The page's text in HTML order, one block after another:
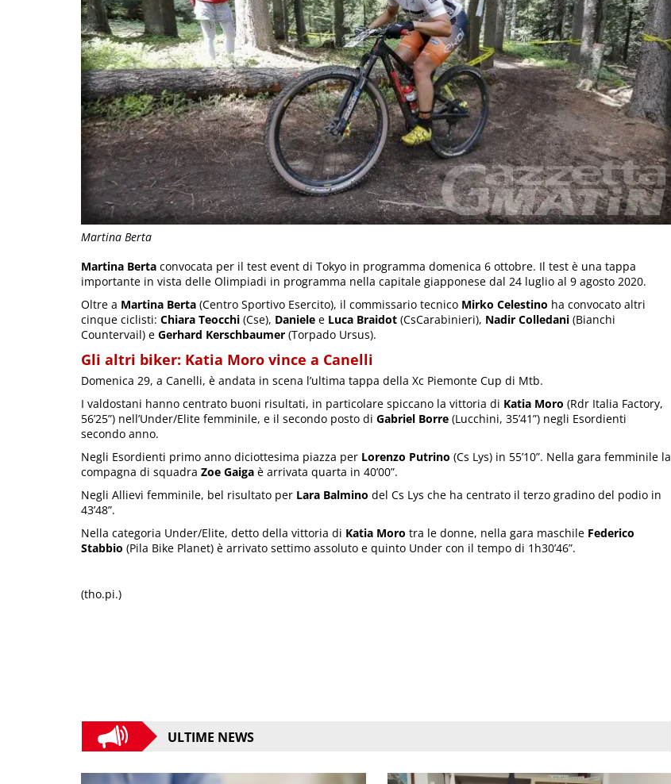
Martina Berta
Martina Berta convocata per il test event di Tokyo in programma domenica 6 ottobre. Il test è una tappa
importante in vista delle Olimpiadi in programma nella capitale giapponese dal 24 luglio al 9 agosto 2020.
Oltre a Martina Berta (Centro Sportivo Esercito), il commissario tecnico Mirko Celestino ha convocato altri
cinque ciclisti: Chiara Teocchi (Cse), Daniele e Luca Braidot (CsCarabinieri), Nadir Colledani (Bianchi
Countervail) e Gerhard Kerschbaumer (Torpado Ursus).
Gli altri biker: Katia Moro vince a Canelli
Domenica 29, a Canelli, è andata in scena l’ultima tappa della Xc Piemonte Cup di Mtb.
I valdostani hanno centrato buoni risultati, in particolare spiccano la vittoria di Katia Moro (Rdr Italia Factory,
56’25”) nell’Under/Elite femminile, e il secondo posto di Gabriel Borre (Lucchini, 35’41”) negli Esordienti
secondo anno.
Negli Esordienti primo anno diciottesima piazza per Lorenzo Putrino (Cs Lys) in 55’10”. Nella gara femminile la
compagna di squadra Zoe Gaiga è arrivata quarta in 40’00”.
Negli Allievi femminile, bel risultato per Lara Balmino del Cs Lys che ha centrato il terzo gradino del podio in
43’48”.
Nella categoria Under/Elite, detto della vittoria di Katia Moro tra le donne, nella gara maschile Federico
Stabbio (Pila Bike Planet) è arrivato settimo assoluto e quinto Under con il tempo di 1h30’46”.
(tho.pi.)
ULTIME NEWS